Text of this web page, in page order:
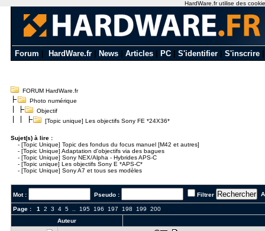
Forum HardWare.fr News Articles PC S'identifier S'inscrire
FORUM HardWare.fr
Photo numérique
Objectif
[Topic unique] Les objectifs Sony FE *24X36*
Sujet(s) à lire :
- [Topic Unique] Topic des fondus du focus manuel [M42 et autres]
- [Topic Unique] Adaptation d'objectifs via des bagues
- [Topic Unique] Sony NEX/Alpha - Hybrides APS-C
- [Topic unique] Les objectifs Sony E *APS-C*
- [Topic Unique] Sony A7 et tous ses modèles
Mot : Pseudo : Filtrer
Page : 1 2 3 4 5.. 195 196 197 198 199
200
Auteur
HardWare.fr utilise des